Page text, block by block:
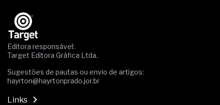
Editora responsável:
Target Editora Gráfica Ltda.
Sugestões de pautas ou envio de artigos:
hayrton@hayrtonprado.jor.br
Links